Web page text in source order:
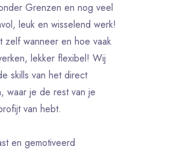
Grenzen en nog veel
leuk en wisselend werk!
zelf wanneer en hoe vaak
lekker flexibel! Wij
skills van het direct
waar je de rest van je
van hebt.
en gemotiveerd